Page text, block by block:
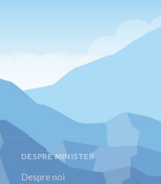
DESPRE MINISTER
Despre noi